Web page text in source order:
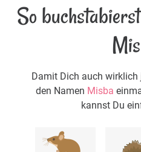
So
Damit Dich auch wirklich
den Namen Misba
kannst Du